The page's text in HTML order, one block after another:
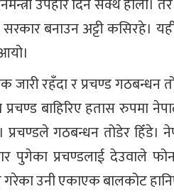
उपहार दिन सक्थे
बनाउन अट्टी कसिरहे।
रहँदा र प्रचण्ड गठबन्धन
बाहिरिए हतास रुपमा
प्रचण्डले गठबन्धन तोडेर
पुगेका प्रचण्डलाई देउवाले
उनी एकाएक बालकोट